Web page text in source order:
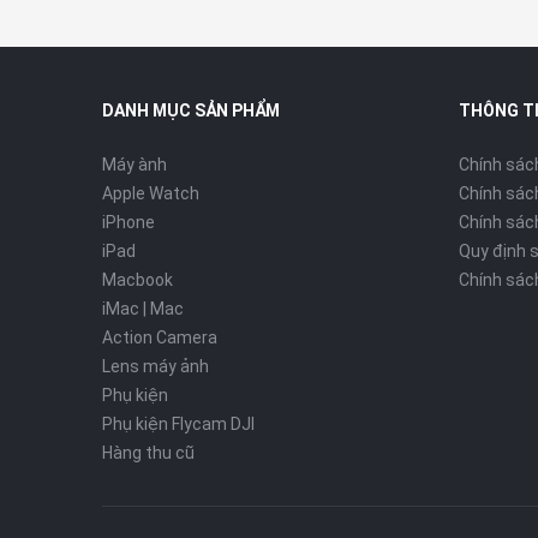
tiên sử dụng sóng máy để tiết kiệm lưu lượng; ngược
với độ trễ thấp nhất.
DANH MỤC SẢN PHẨM
Máy ành
Apple Watch
iPhone
iPad
Macbook
iMac | Mac
Action Camera
Lens máy ảnh
Phụ kiện
Phụ kiện Flycam DJI
Hàng thu cũ
THÔNG
Chính
Chính
Chính
Quy định
Chính